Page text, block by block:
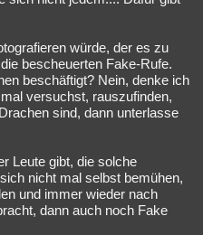
Esoterik Literatur
Gaming Filme
Neue Geschlossen
würde, der es zu
bescheuerten Fake-Rufe.
beschäftigt? Nein, denke ich
versuchst, rauszufinden,
sind, dann unterlasse
Leute gibt, die solche
nicht mal selbst bemühen,
und immer wieder nach
dann auch noch Fake